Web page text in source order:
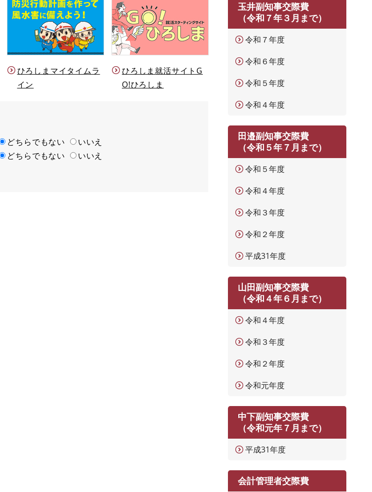
ひろしまマイタイムラ
イン
ひろしま就活サイトG
O!ひろしま
どちらでもない
いいえ
どちらでもない いいえ
玉井副知事交際費
（令和７年３月まで）
令和７年度
令和６年度
令和５年度
令和４年度
田邉副知事交際費
（令和５年７月まで）
令和５年度
令和４年度
令和３年度
令和２年度
平成31年度
山田副知事交際費
（令和４年６月まで）
令和４年度
令和３年度
令和２年度
令和元年度
中下副知事交際費
（令和元年７月まで）
平成31年度
会計管理者交際費